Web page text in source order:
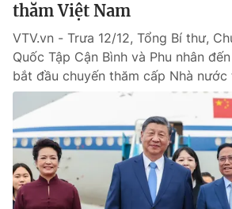
thăm Việt Nam
VTV.vn - Trưa 12/12, Tổng Bí thư,
Quốc Tập Cận Bình và Phu nhân
bắt đầu chuyến thăm cấp Nhà nước